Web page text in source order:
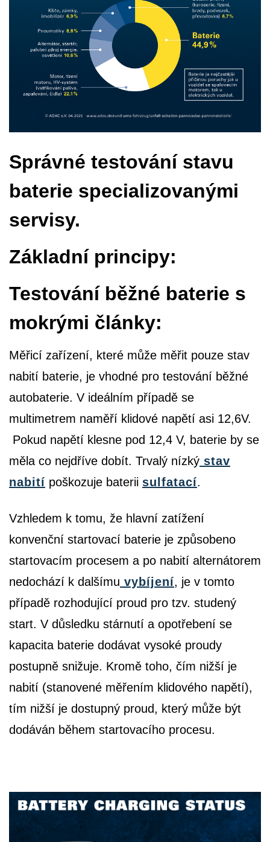
Správné testování stavu
baterie specializovanými
servisy.
Základní principy:
Testování běžné baterie s
mokrými články:
Měřicí zařízení, které může měřit pouze stav
nabití baterie, je vhodné pro testování běžné
autobaterie. V ideálním případě se
multimetrem naměří klidové napětí asi 12,6V.
Pokud napětí klesne pod 12,4 V, baterie by se
měla co nejdříve dobít. Trvalý nízký stav
nabití poškozuje baterii sulfatací.
Vzhledem k tomu, že hlavní zatížení
konvenční startovací baterie je způsobeno
startovacím procesem a po nabití alternátorem
nedochází k dalšímu vybíjení, je v tomto
případě rozhodující proud pro tzv. studený
start. V důsledku stárnutí a opotřebení se
kapacita baterie dodávat vysoké proudy
postupně snižuje. Kromě toho, čím nižší je
nabití (stanovené měřením klidového napětí),
tím nižší je dostupný proud, který může být
dodáván během startovacího procesu.